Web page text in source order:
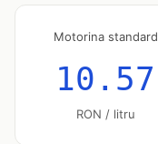
Motorina standard
10.57
RON / litru